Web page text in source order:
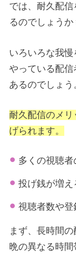
では、耐久配
るのでしょうか
いろいろな我慢
やっている配
あるのでしょう
耐久配信のメ
げられます。
多くの視聴
投げ銭が増え
視聴者数や登
まず、長時間
晩の異なる時間